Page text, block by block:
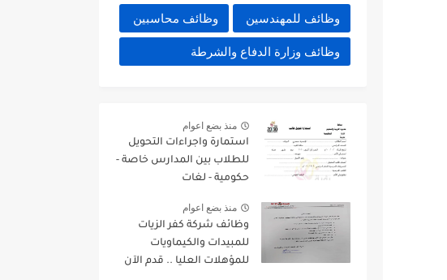
وظائف للمهندسين وظائف محاسبين
وظائف وزارة الدفاع والشرطة
منذ بضع اعوام
استمارة واجراءات التحويل
للطلاب بين المدارس خاصة -
حكومية - لغات
منذ بضع اعوام
وظائف شركة كفر الزيات
للمبيدات والكيماويات
للمؤهلات العليا .. قدم الآن